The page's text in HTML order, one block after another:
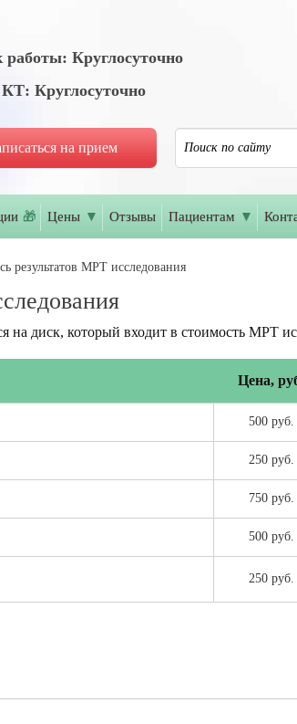
работы: Круглосуточно
Круглосуточно
на прием
🎁 Цены ▼ Отзывы Пациентам ▼
результатов МРТ исследования
на диск, который входит в стоимость МРТ
Цена,
500 руб.
250 руб.
750 руб.
500 руб.
250 руб.